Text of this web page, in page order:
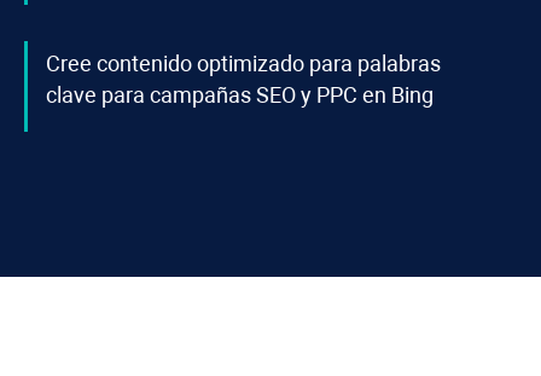
Cree contenido optimizado para palabras
clave para campañas SEO y PPC en Bing